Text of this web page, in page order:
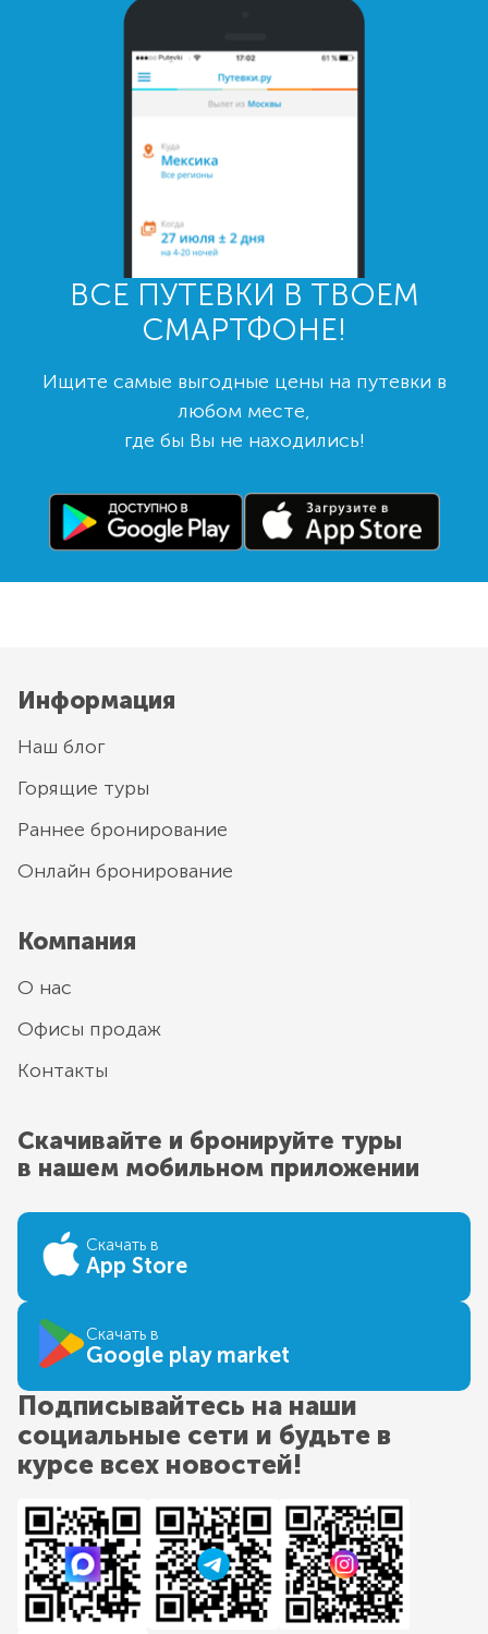
ВСЕ ПУТЕВКИ В ТВОЕМ
СМАРТФОНЕ!
Ищите самые выгодные цены на путевки в
любом месте,
где бы Вы не находились!
Информация
Наш блог
Горящие туры
Раннее бронирование
Онлайн бронирование
Компания
О нас
Офисы продаж
Контакты
Скачивайте и бронируйте туры
в нашем мобильном приложении
Скачать в
App Store
Скачать в
Google play market
Подписывайтесь на наши
социальные сети и будьте в
курсе всех новостей!